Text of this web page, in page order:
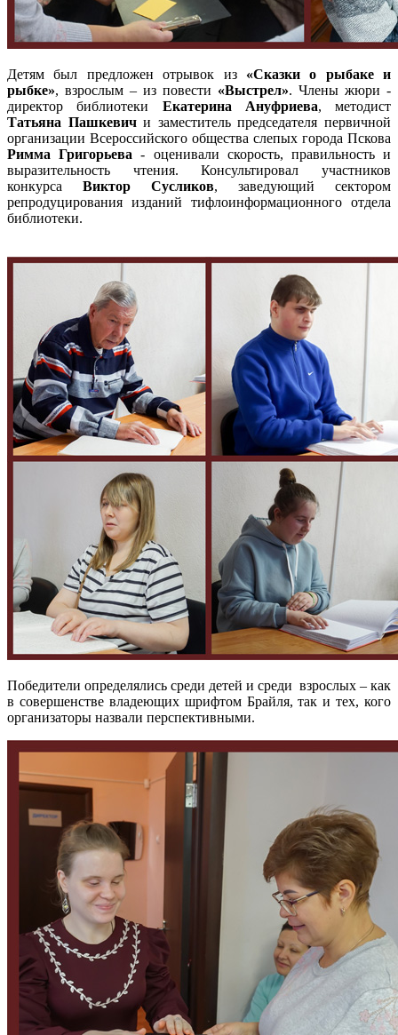
Детям был предложен отрывок из «Сказки о рыбаке и
рыбке», взрослым – из повести «Выстрел». Члены жюри -
директор библиотеки Екатерина Ануфриева, методист
Татьяна Пашкевичи заместитель председателя первичной
организации Всероссийского общества слепых города Пскова
Римма Григорьева - оценивали скорость, правильность и
выразительность чтения. Консультировал участников
конкурса Виктор Сусликов, заведующий сектором
репродуцирования изданий тифлоинформационного отдела
библиотеки.
Победители определялись среди детей и среди взрослых – как
в совершенстве владеющих шрифтом Брайля, так и тех, кого
организаторы назвали перспективными.